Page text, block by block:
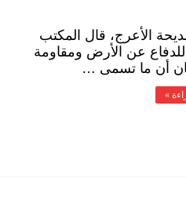
الأعرج، قال المكتب
للدفاع عن الأرض ومقاومة
أن ما تسمى …
»